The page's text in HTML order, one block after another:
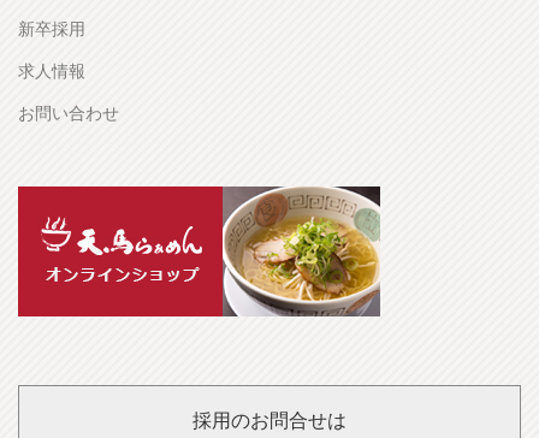
新卒採用
求人情報
お問い合わせ
採用のお問合せは